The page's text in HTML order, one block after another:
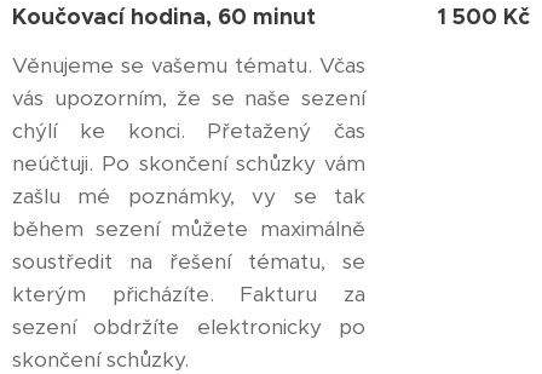
Koučovací hodina, 60 minut
Věnujeme se vašemu tématu. Včas
vás upozorním, že se naše sezení
chýlí ke konci. Přetažený čas
neúčtuji. Po skončení schůzky vám
zašlu mé poznámky, vy se tak
během sezení můžete maximálně
soustředit na řešení tématu, se
kterým přicházíte. Fakturu za
sezení obdržíte elektronicky po
skončení schůzky.
1 500 Kč